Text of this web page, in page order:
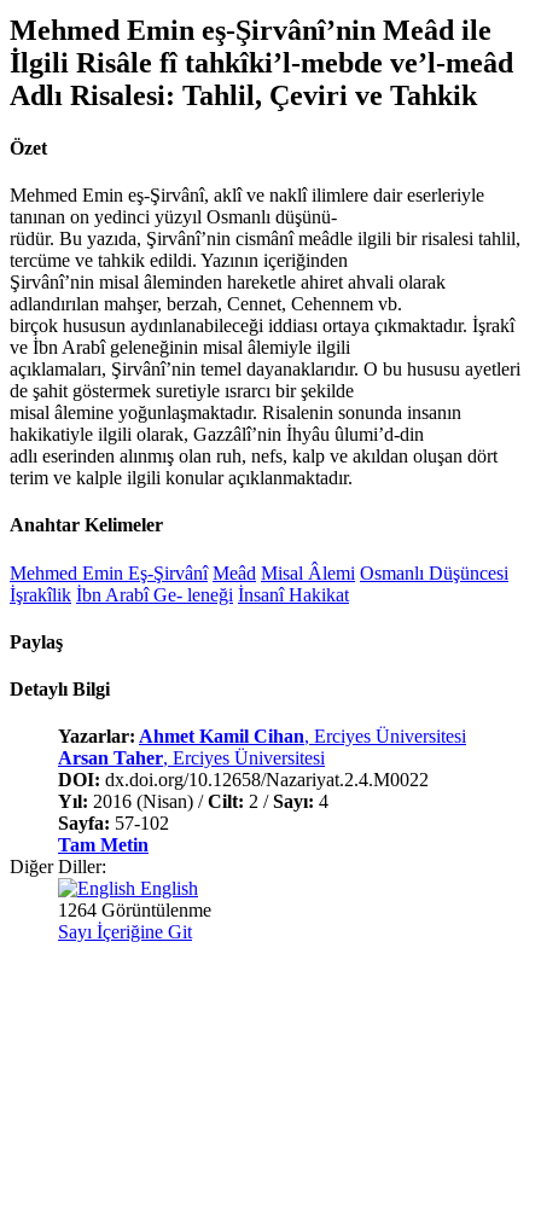
Mehmed Emin eş-Şirvânî’nin Meâd ile
İlgili Risâle fî tahkîki’l-mebde ve’l-meâd
Adlı Risalesi: Tahlil, Çeviri ve Tahkik
Özet
Mehmed Emin eş-Şirvânî, aklî ve naklî ilimlere dair eserleriyle
tanınan on yedinci yüzyıl Osmanlı düşünü-
rüdür. Bu yazıda, Şirvânî’nin cismânî meâdle ilgili bir risalesi tahlil,
tercüme ve tahkik edildi. Yazının içeriğinden
Şirvânî’nin misal âleminden hareketle ahiret ahvali olarak
adlandırılan mahşer, berzah, Cennet, Cehennem vb.
birçok hususun aydınlanabileceği iddiası ortaya çıkmaktadır. İşrakî
ve İbn Arabî geleneğinin misal âlemiyle ilgili
açıklamaları, Şirvânî’nin temel dayanaklarıdır. O bu hususu ayetleri
de şahit göstermek suretiyle ısrarcı bir şekilde
misal âlemine yoğunlaşmaktadır. Risalenin sonunda insanın
hakikatiyle ilgili olarak, Gazzâlî’nin İhyâu ûlumi’d-din
adlı eserinden alınmış olan ruh, nefs, kalp ve akıldan oluşan dört
terim ve kalple ilgili konular açıklanmaktadır.
Anahtar Kelimeler
Mehmed Emin Eş-Şirvânî Meâd Misal Âlemi Osmanlı Düşüncesi
İşrakîlik İbn Arabî Ge- leneği İnsanî Hakikat
Paylaş
Detaylı Bilgi
Yazarlar: Ahmet Kamil Cihan, Erciyes Üniversitesi
Arsan Taher, Erciyes Üniversitesi
DOI: dx.doi.org/10.12658/Nazariyat.2.4.M0022
Yıl: 2016 (Nisan) /Cilt: 2 /Sayı: 4
Sayfa: 57-102
Tam Metin
Diğer Diller:
English
1264 Görüntülenme
Sayı İçeriğine Git